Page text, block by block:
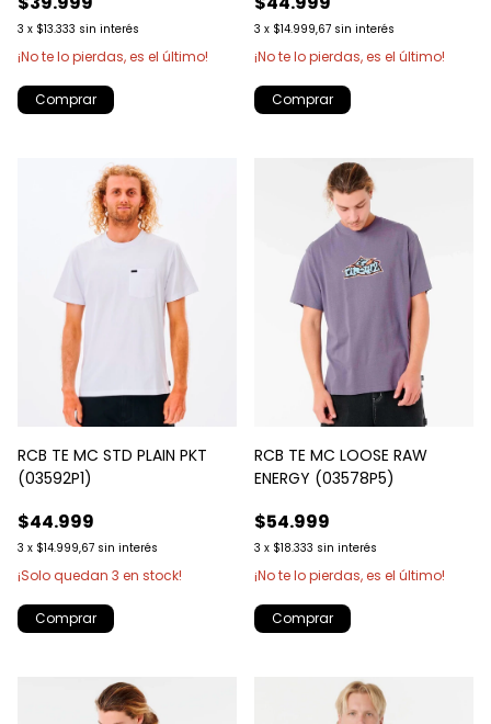
3 x $13.333 sin interés
¡No te lo pierdas, es el último!
Comprar
3 x $14.999,67 sin interés
¡No te lo pierdas, es el último!
Comprar
RCB TE MC STD PLAIN PKT
(03592P1)
$44.999
3 x $14.999,67 sin interés
¡Solo quedan 3 en stock!
Comprar
RCB TE MC LOOSE RAW
ENERGY (03578P5)
$54.999
3 x $18.333 sin interés
¡No te lo pierdas, es el último!
Comprar